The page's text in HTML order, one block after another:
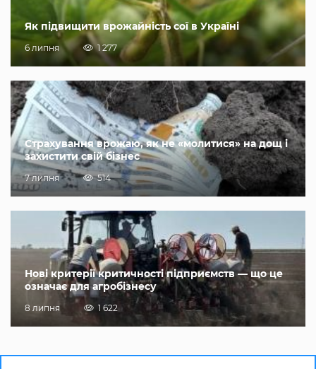
Як підвищити врожайність сої в Україні
6 липня 1 277
Страхування врожаю, як не «молитися» на дощ і
захистити свій бізнес
7 липня 514
Нові критерії критичності підприємств — що це
означає для агробізнесу
8 липня 1 622